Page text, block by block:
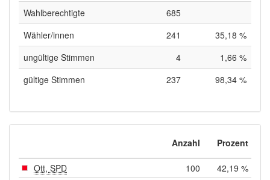
Wahlberechtigte
685
Wähler/innen
241
35,18 %
ungültige Stimmen
4
1,66 %
gültige Stimmen
237 98,34 %
Anzahl Prozent
Ott, SPD 100
42,19 %